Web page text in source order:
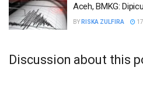
Aceh, BMKG:
BY RISKA ZULFIRA
Discussion about this